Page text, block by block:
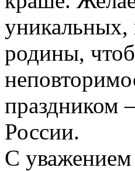
родины,
праздником
России.
С